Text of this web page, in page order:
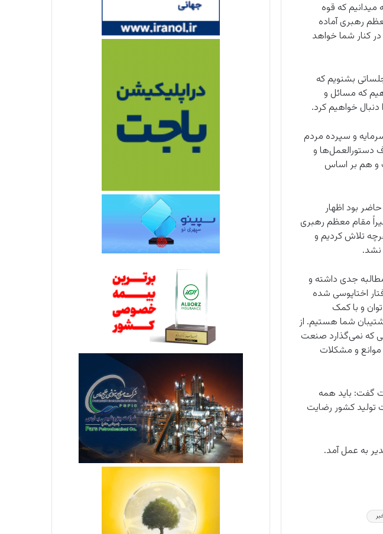
که قوه
رهبری آماده
کنار شما خواهد
بشنویم که
که مسائل و
خواهیم کرد.
حدود ۹۸ درصد سرمایه بانک‌ها سرمایه و سپرده مردم
دستورالعمل‌ها و
و هم بر اساس
بود اظهار
مقام معظم رهبری
تلاش کردیم و
نشد.
جدی داشته و
اختاپوسی شده
و با کمک
شما هستیم. از
که نمی‌گذارد صنعت
موانع و مشکلات
گفت: باید همه
تولید کشور رضایت
به عمل آمد.